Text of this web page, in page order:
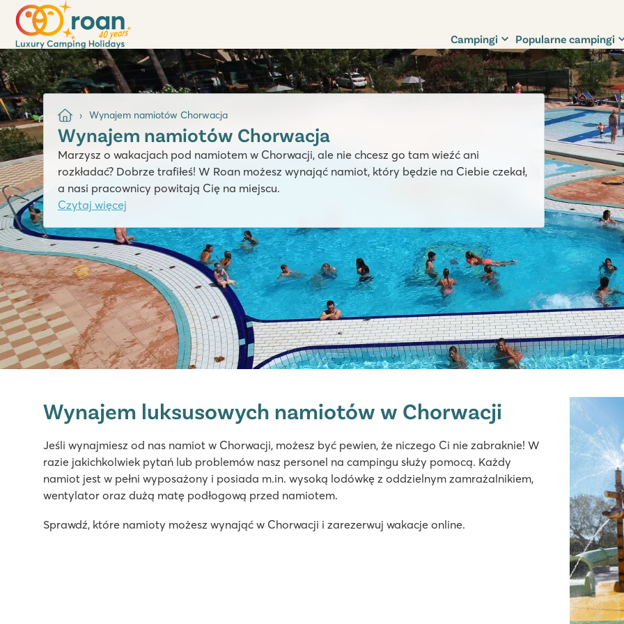
Campingi Popularne campingi
Wynajem namiotów Chorwacja
Wynajem namiotów Chorwacja
Marzysz o wakacjach pod namiotem w Chorwacji, ale nie chcesz go tam wieźć ani
rozkładać? Dobrze trafiłeś! W Roan możesz wynająć namiot, który będzie na Ciebie czekał,
a nasi pracownicy powitają Cię na miejscu.
Czytaj więcej
Wynajem luksusowych namiotów w Chorwacji
Jeśli wynajmiesz od nas namiot w Chorwacji, możesz być pewien, że niczego Ci nie zabraknie! W
razie jakichkolwiek pytań lub problemów nasz personel na campingu służy pomocą. Każdy
namiot jest w pełni wyposażony i posiada m.in. wysoką lodówkę z oddzielnym zamrażalnikiem,
wentylator oraz dużą matę podłogową przed namiotem.
Sprawdź, które namioty możesz wynająć w Chorwacji i zarezerwuj wakacje online.